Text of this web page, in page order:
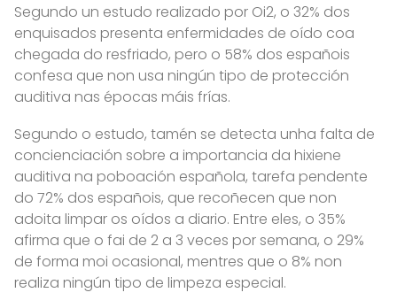
Segundo un estudo realizado por Oi2, o 32% dos
enquisados presenta enfermidades de oído coa
chegada do resfriado, pero o 58% dos españois
confesa que non usa ningún tipo de protección
auditiva nas épocas máis frías.
Segundo o estudo, tamén se detecta unha falta de
concienciación sobre a importancia da hixiene
auditiva na poboación española, tarefa pendente
do 72% dos españois, que recoñecen que non
adoita limpar os oídos a diario. Entre eles, o 35%
afirma que o fai de 2 a 3 veces por semana, o 29%
de forma moi ocasional, mentres que o 8% non
realiza ningún tipo de limpeza especial.